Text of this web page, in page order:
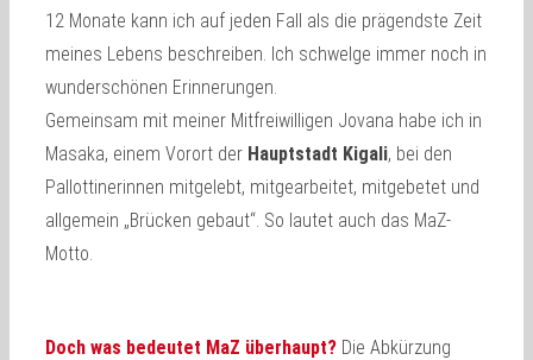
12 Monate kann ich auf jeden Fall als die prägendste Zeit
meines Lebens beschreiben. Ich schwelge immer noch in
wunderschönen Erinnerungen.
Gemeinsam mit meiner Mitfreiwilligen Jovana habe ich in
Masaka, einem Vorort der Hauptstadt Kigali, bei den
Pallottinerinnen mitgelebt, mitgearbeitet, mitgebetet und
allgemein „Brücken gebaut“. So lautet auch das MaZ-
Motto.
Doch was bedeutet MaZ überhaupt? Die Abkürzung